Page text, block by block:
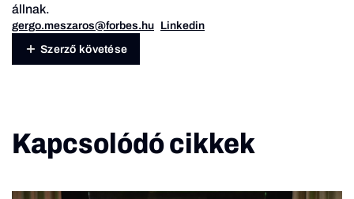
állnak.
gergo.meszaros@forbes.hu Linkedin
Szerző követése
Kapcsolódó cikkek